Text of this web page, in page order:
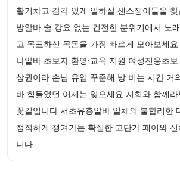
활기차고 감각 있게 일하실 센스쟁이들을
방알바 술 강요 없는 건전한 분위기에서 노
고 목표하신 목돈을 가장 빠르게 모아보세
나알바 초보자 환영·교육 지원 여성전용초
상권이라 손님 유입 꾸준해 방 비는 시간 거
바 힘들었던 어제는 잊으세요 저희와 함께
꽃길입니다 서초유흥알바 일체의 불합리한
정직하게 챙겨가는 확실한 고단가 페이와
니다